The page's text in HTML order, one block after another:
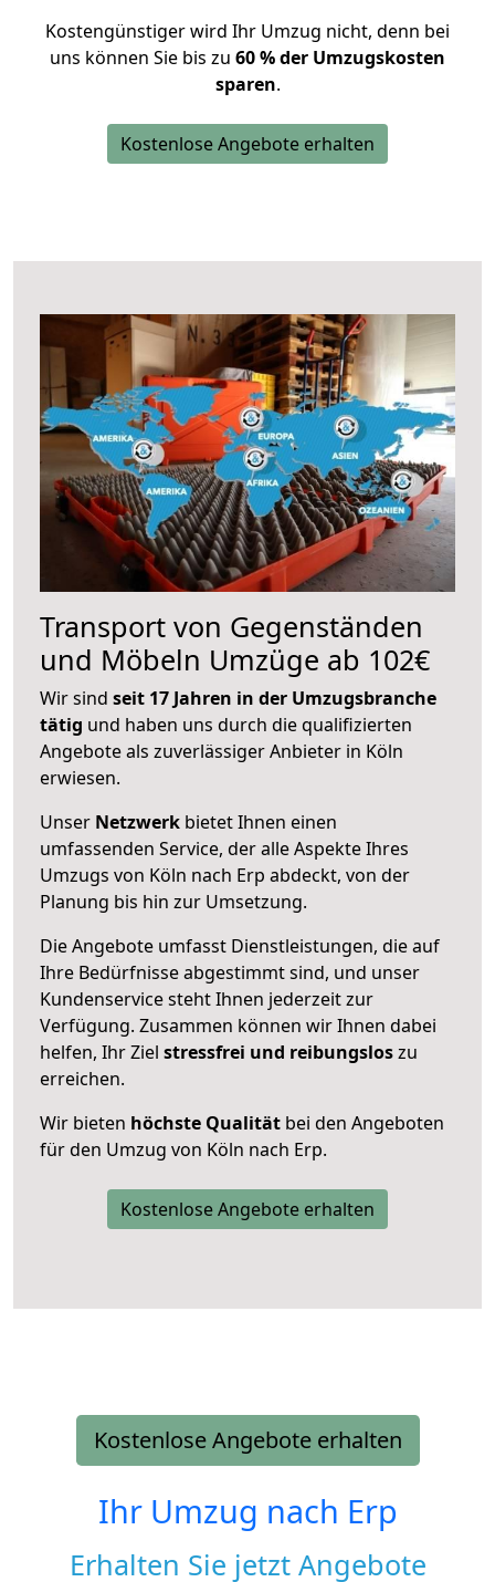
Kostengünstiger wird Ihr Umzug nicht, denn bei
uns können Sie bis zu 60 % der Umzugskosten
sparen.
Kostenlose Angebote erhalten
Transport von Gegenständen
und Möbeln Umzüge ab 102€
Wir sind seit 17 Jahren in der Umzugsbranche
tätig und haben uns durch die qualifizierten
Angebote als zuverlässiger Anbieter in Köln
erwiesen.
Unser Netzwerk bietet Ihnen einen
umfassenden Service, der alle Aspekte Ihres
Umzugs von Köln nach Erp abdeckt, von der
Planung bis hin zur Umsetzung.
Die Angebote umfasst Dienstleistungen, die auf
Ihre Bedürfnisse abgestimmt sind, und unser
Kundenservice steht Ihnen jederzeit zur
Verfügung. Zusammen können wir Ihnen dabei
helfen, Ihr Ziel stressfrei und reibungsloszu
erreichen.
Wir bieten höchste Qualität bei den Angeboten
für den Umzug von Köln nach Erp.
Kostenlose Angebote erhalten
Kostenlose Angebote erhalten
Ihr Umzug nach Erp
Erhalten Sie jetzt Angebote